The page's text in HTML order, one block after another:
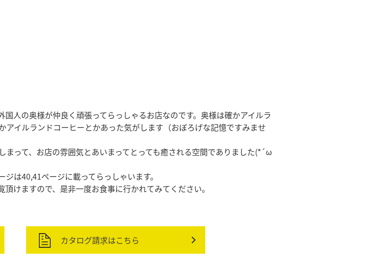
人の奥様が仲良く頑張ってらっしゃるお店なのです。奥様は確かアイルラ
イルランドコーヒーとかあった気がします（おぼろげな記憶ですみませ
って、お店の雰囲気とあいまってとっても癒される空間でありました(*´ω
は40,41ページに載ってらっしゃいます。
けますので、是非一度お食事に行かれてみてください。
カタログ請求はこちら